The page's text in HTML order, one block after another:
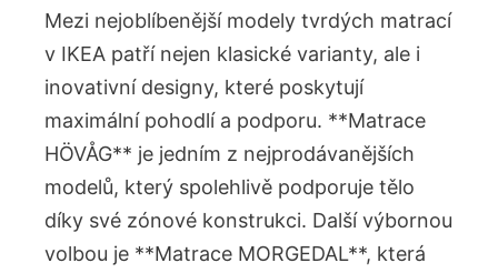
Mezi nejoblíbenější modely tvrdých matrací
v IKEA patří nejen klasické⁣ varianty, ale i
inovativní designy, které ⁣poskytují
maximální⁤ pohodlí a podporu. ⁤**Matrace
HÖVÅG** je jedním z nejprodávanějších⁣
modelů, který⁤ spolehlivě podporuje tělo
díky své zónové konstrukci. Další výbornou
volbou je **Matrace⁢ MORGEDAL**, která